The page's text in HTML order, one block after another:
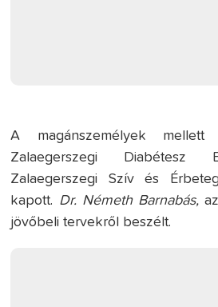
A magánszemélyek
Zalaegerszegi
Zalaegerszegi Szív és
kapott. Dr. Németh Barnabás,az
jövőbeli tervekről beszélt.